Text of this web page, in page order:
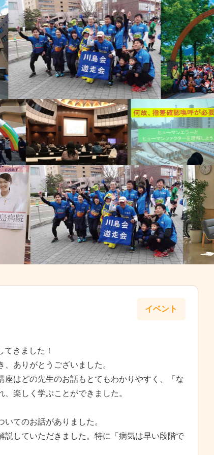
イベント
きました！
ありがとうございました。
はどの先生のお話もとてもわかりやすく、「な
楽しく学ぶことができました。
てのお話がありました。
していただきました。特に「病気は早い段階で